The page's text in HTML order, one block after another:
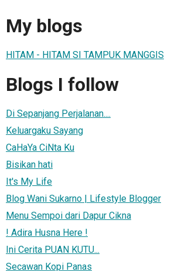
My blogs
HITAM - HITAM SI TAMPUK MANGGIS
Blogs I follow
Di Sepanjang Perjalanan....
Keluargaku Sayang
CaHaYa CiNta Ku
Bisikan hati
It's My Life
Blog Wani Sukarno | Lifestyle Blogger
Menu Sempoi dari Dapur Cikna
! Adira Husna Here !
Ini Cerita PUAN KUTU...
Secawan Kopi Panas